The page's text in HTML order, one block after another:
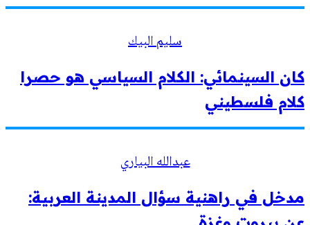
سليم البيك
كان السينمائي: الكلام السياسي هو حصرا
كلام فلسطيني
عبدالله البياري
مدخل في راهنية سؤال المدينة العربية: